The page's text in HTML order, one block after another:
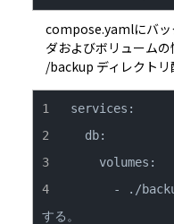
compose.yamlにバッ
ダおよびボリューム
/backup ディレクトリ
- ./
する。